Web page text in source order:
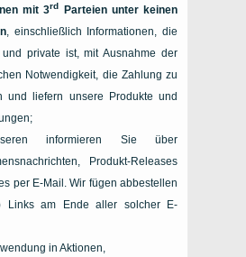
mit 3rd
Parteien unter keinen
, einschließlich Informationen, die
und private ist, mit Ausnahme der
Notwendigkeit, die Zahlung zu
und liefern unsere Produkte und
informieren Sie über
Produkt-Releases
per E-Mail. Wir fügen abbestellen
Links am Ende aller solcher E-
in Aktionen,